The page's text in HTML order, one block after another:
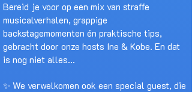
Bereid je voor op een mix van straffe
musicalverhalen, grappige
backstagemomenten én praktische tips,
gebracht door onze hosts Ine & Kobe. En dat
is nog niet alles...
✨ We verwelkomen ook een special guest, die